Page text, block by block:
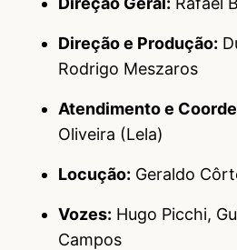
Direção e Produção:
Rodrigo Meszaros
Atendimento e
Oliveira (Lela)
Locução: Geraldo
Vozes: Hugo Picchi,
Campos